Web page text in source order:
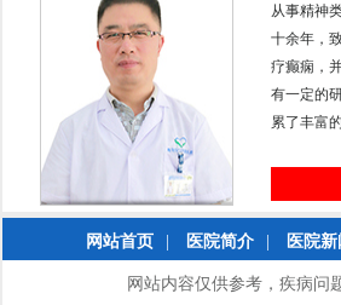
从事精神
十余年，
疗癫痫，
有一定的
累了丰富
网站首页 医院简介 医院新
网站内容仅供参考，疾病问